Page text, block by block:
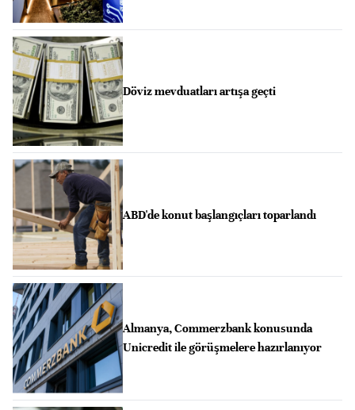
Döviz mevduatları artışa geçti
ABD'de konut başlangıçları toparlandı
Almanya, Commerzbank konusunda
Unicredit ile görüşmelere hazırlanıyor